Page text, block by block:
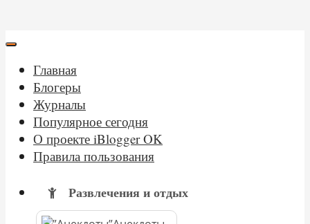
Главная
Блогеры
Журналы
Популярное сегодня
О проекте iBlogger OK
Правила пользования
Развлечения и отдых